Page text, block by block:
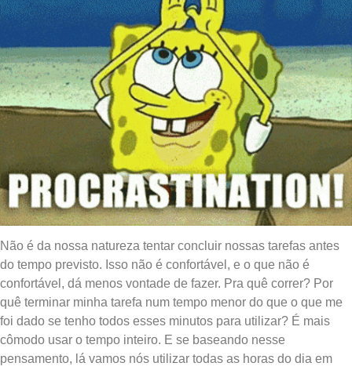
Não é da nossa natureza tentar concluir nossas tarefas antes
do tempo previsto. Isso não é confortável, e o que não é
confortável, dá menos vontade de fazer. Pra quê correr? Por
quê terminar minha tarefa num tempo menor do que o que me
foi dado se tenho todos esses minutos para utilizar? É mais
cômodo usar o tempo inteiro. E se baseando nesse
pensamento, lá vamos nós utilizar todas as horas do dia em